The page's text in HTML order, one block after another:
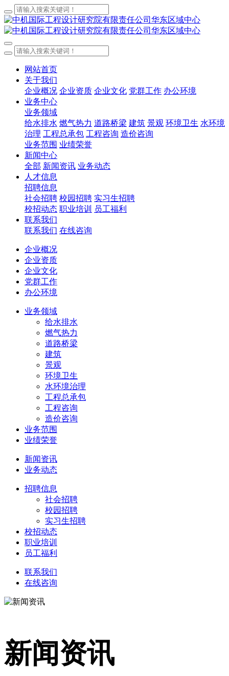
网站首页
关于我们
企业概况 企业资质 企业文化 党群工作 办公环境
业务中心
业务领域
给水排水 燃气热力 道路桥梁 建筑 景观 环境卫生 水环境
治理 工程总承包 工程咨询 造价咨询
业务范围 业绩荣誉
新闻中心
全部 新闻资讯 业务动态
人才信息
招聘信息
社会招聘 校园招聘 实习生招聘
校招动态 职业培训
员工福利
联系我们
联系我们 在线咨询
企业概况
企业资质
企业文化
党群工作
办公环境
业务领域
给水排水
燃气热力
道路桥梁
建筑
景观
环境卫生
水环境治理
工程总承包
工程咨询
造价咨询
业务范围
业绩荣誉
新闻资讯
业务动态
招聘信息
社会招聘
校园招聘
实习生招聘
校招动态
职业培训
员工福利
联系我们
在线咨询
新闻资讯